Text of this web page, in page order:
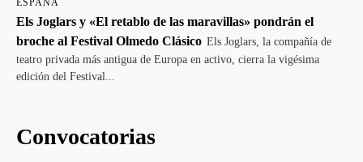
ESPAÑA
Els Joglars y «El retablo de las maravillas» pondrán el
broche al Festival Olmedo Clásico Els Joglars, la compañía de
teatro privada más antigua de Europa en activo, cierra la vigésima
edición del Festival...
Convocatorias